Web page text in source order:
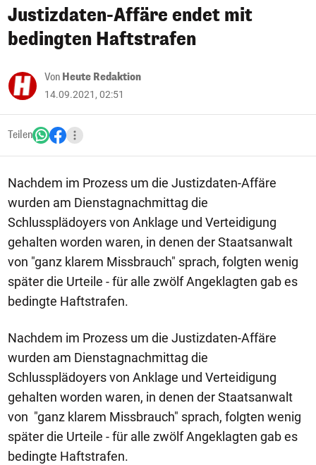
Justizdaten-Affäre endet mit
bedingten Haftstrafen
Von Heute Redaktion
14.09.2021, 02:51
Teilen
Nachdem im Prozess um die Justizdaten-Affäre
wurden am Dienstagnachmittag die
Schlussplädoyers von Anklage und Verteidigung
gehalten worden waren, in denen der Staatsanwalt
von "ganz klarem Missbrauch" sprach, folgten wenig
später die Urteile - für alle zwölf Angeklagten gab es
bedingte Haftstrafen.
Nachdem im Prozess um die Justizdaten-Affäre
wurden am Dienstagnachmittag die
Schlussplädoyers von Anklage und Verteidigung
gehalten worden waren, in denen der Staatsanwalt
von "ganz klarem Missbrauch" sprach, folgten wenig
später die Urteile - für alle zwölf Angeklagten gab es
bedingte Haftstrafen.